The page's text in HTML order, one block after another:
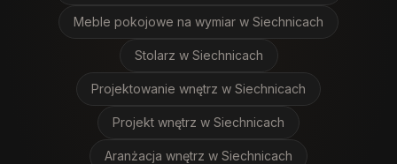
Meble pokojowe na wymiar w Siechnicach
Stolarz w Siechnicach
Projektowanie wnętrz w Siechnicach
Projekt wnętrz w Siechnicach
Aranżacja wnętrz w Siechnicach